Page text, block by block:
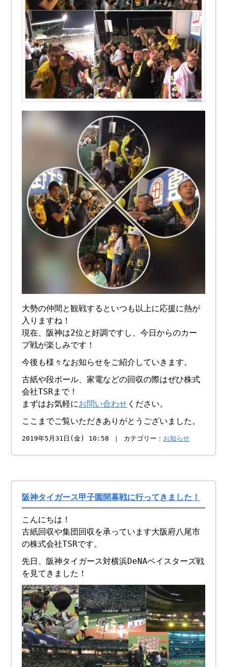
大勢の仲間と観戦するといつも以上に応援に熱が
入りますね！
現在、阪神は2位と好調ですし、今日からのカー
プ戦が楽しみです！
今後も様々なお知らせをご紹介していきます。
古紙や段ボール、家電などの回収の際はぜひ株式
会社TSRまで！
まずはお気軽にお問い合わせ ください。
ここまでご覧いただきありがとうございました。
2019年5月31日(金) 10:58 ｜ カテゴリー： お知らせ
阪神タイガース甲子園開幕戦に行ってきました！
こんにちは！
古紙回収や集団回収を承っています大阪府八尾市
の株式会社TSRです。
先日、阪神タイガース対横浜DeNAベイスターズ戦
を見てきました！